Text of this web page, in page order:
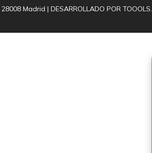
28008 Madrid | DESARROLLADO POR TOOOLS.